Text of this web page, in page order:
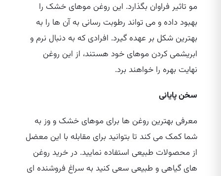
مو تاثیر فراوان بگذارد. این روغن موهای خشک را
بهبود داده و می‌ تواند رطوبت رسانی به آن ها را به
بهترین شکل بر عهده گیرد. افرادی که به دنبال نرم و
ابریشمی کردن موهای خود هستند، از این روغن
نهایت بهره را خواهند برد.
سخن پایانی
معرفی بهترین روغن‌ ها برای موهای خشک و وز به
شما کمک می‌ کند تا بتوانید برای مقابله با این معضل
از محصولات طبیعی استفاده نمایید. در خرید روغن‌
های گیاهی و طبیعی سعی کنید به سراغ فروشنده ای